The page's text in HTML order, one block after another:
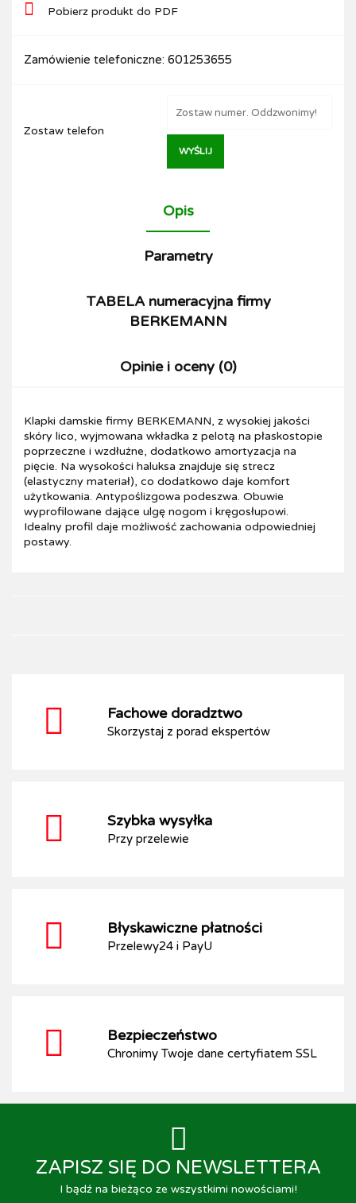
Pobierz produkt do PDF
Zamówienie telefoniczne: 601253655
Zostaw telefon
WYŚLIJ
Opis
Parametry
TABELA numeracyjna firmy
BERKEMANN
Opinie i oceny (0)
Klapki damskie firmy BERKEMANN, z wysokiej jakości
skóry lico, wyjmowana wkładka z pelotą na płaskostopie
poprzeczne i wzdłużne, dodatkowo amortyzacja na
pięcie. Na wysokości haluksa znajduje się strecz
(elastyczny materiał), co dodatkowo daje komfort
użytkowania. Antypoślizgowa podeszwa. Obuwie
wyprofilowane dające ulgę nogom i kręgosłupowi.
Idealny profil daje możliwość zachowania odpowiedniej
postawy.
Fachowe doradztwo
Skorzystaj z porad ekspertów
Szybka wysyłka
Przy przelewie
Błyskawiczne płatności
Przelewy24 i PayU
Bezpieczeństwo
Chronimy Twoje dane certyfiatem SSL
ZAPISZ SIĘ DO NEWSLETTERA
I bądź na bieżąco ze wszystkimi nowościami!